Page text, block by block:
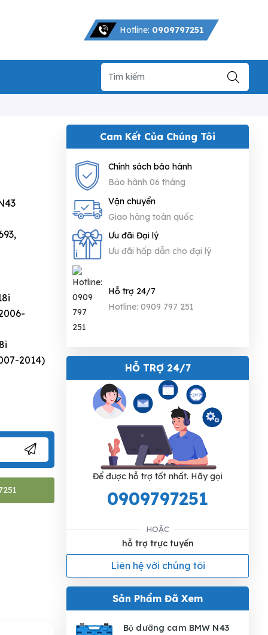
Hotline: 0909797251
2014)
Cam Kết Của Chúng Tôi
Chính sách bảo hành
Bảo hành 06 tháng
Vận chuyển
Giao hàng toàn quốc
Ưu đãi Đại lý
Ưu đãi hấp dẫn cho đại lý
Hỗ trợ 24/7
Hotline: 0909 797 251
HỖ TRỢ 24/7
Để được hỗ trợ tốt nhất. Hãy gọi
0909797251
HOẶC
hỗ trợ trực tuyến
Liên hệ với chúng tôi
Sản Phẩm Đã Xem
Bộ dưỡng cam BMW N43